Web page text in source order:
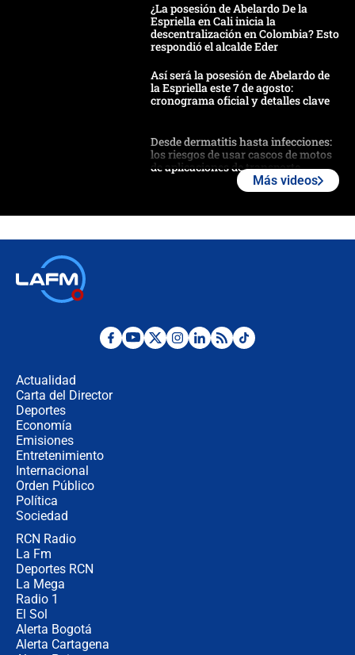
¿La posesión de Abelardo De la
Espriella en Cali inicia la
descentralización en Colombia? Esto
respondió el alcalde Eder
Así será la posesión de Abelardo de
la Espriella este 7 de agosto:
cronograma oficial y detalles clave
Desde dermatitis hasta infecciones:
los riesgos de usar cascos de motos
de aplicaciones de transporte
Posesión de Abelardo De La Espriella
Más videos
Actualidad
Carta del Director
Deportes
Economía
Emisiones
Entretenimiento
Internacional
Orden Público
Política
Sociedad
RCN Radio
La Fm
Deportes RCN
La Mega
Radio 1
El Sol
Alerta Bogotá
Alerta Cartagena